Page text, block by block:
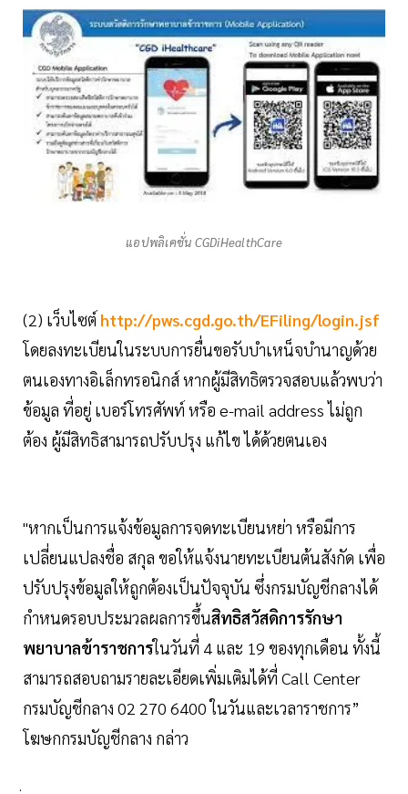
แอปพลิเคชั่น CGDiHealthCare
(2) เว็บไซต์ http://pws.cgd.go.th/EFiling/login.jsf
โดยลงทะเบียนในระบบการยื่นขอรับบำเหน็จบำนาญด้วย
ตนเองทางอิเล็กทรอนิกส์ หากผู้มีสิทธิตรวจสอบแล้วพบว่า
ข้อมูล ที่อยู่ เบอร์โทรศัพท์ หรือ e-mail address ไม่ถูก
ต้อง ผู้มีสิทธิสามารถปรับปรุง แก้ไข ได้ด้วยตนเอง
"หากเป็นการแจ้งข้อมูลการจดทะเบียนหย่า หรือมีการ
เปลี่ยนแปลงชื่อ สกุล ขอให้แจ้งนายทะเบียนต้นสังกัด เพื่อ
ปรับปรุงข้อมูลให้ถูกต้องเป็นปัจจุบัน ซึ่งกรมบัญชีกลางได้
กำหนดรอบประมวลผลการขึ้นสิทธิสวัสดิการรักษา
พยาบาลข้าราชการในวันที่ 4 และ 19 ของทุกเดือน ทั้งนี้
สามารถสอบถามรายละเอียดเพิ่มเติมได้ที่ Call Center
กรมบัญชีกลาง 02 270 6400 ในวันและเวลาราชการ”
โฆษกกรมบัญชีกลาง กล่าว